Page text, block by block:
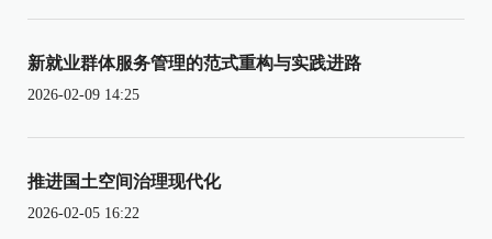
新就业群体服务管理的范式重构与实践进路
2026-02-09 14:25
推进国土空间治理现代化
2026-02-05 16:22